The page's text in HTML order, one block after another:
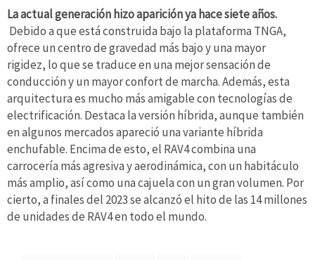
La actual generación hizo aparición ya hace siete años.
Debido a que está construida bajo la plataforma TNGA,
ofrece un centro de gravedad más bajo y una mayor
rigidez, lo que se traduce en una mejor sensación de
conducción y un mayor confort de marcha. Además, esta
arquitectura es mucho más amigable con tecnologías de
electrificación. Destaca la versión híbrida, aunque también
en algunos mercados apareció una variante híbrida
enchufable. Encima de esto, el RAV4 combina una
carrocería más agresiva y aerodinámica, con un habitáculo
más amplio, así como una cajuela con un gran volumen. Por
cierto, a finales del 2023 se alcanzó el hito de las 14 millones
de unidades de RAV4 en todo el mundo.